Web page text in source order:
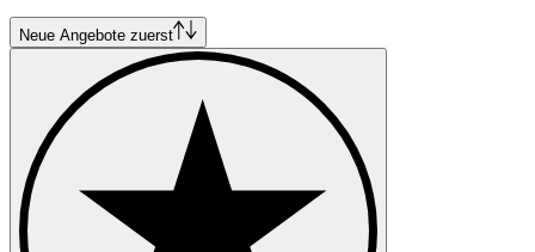
Neue Angebote zuerst